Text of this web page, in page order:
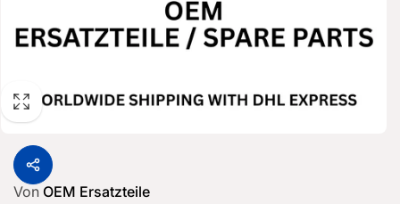
Von OEM Ersatzteile